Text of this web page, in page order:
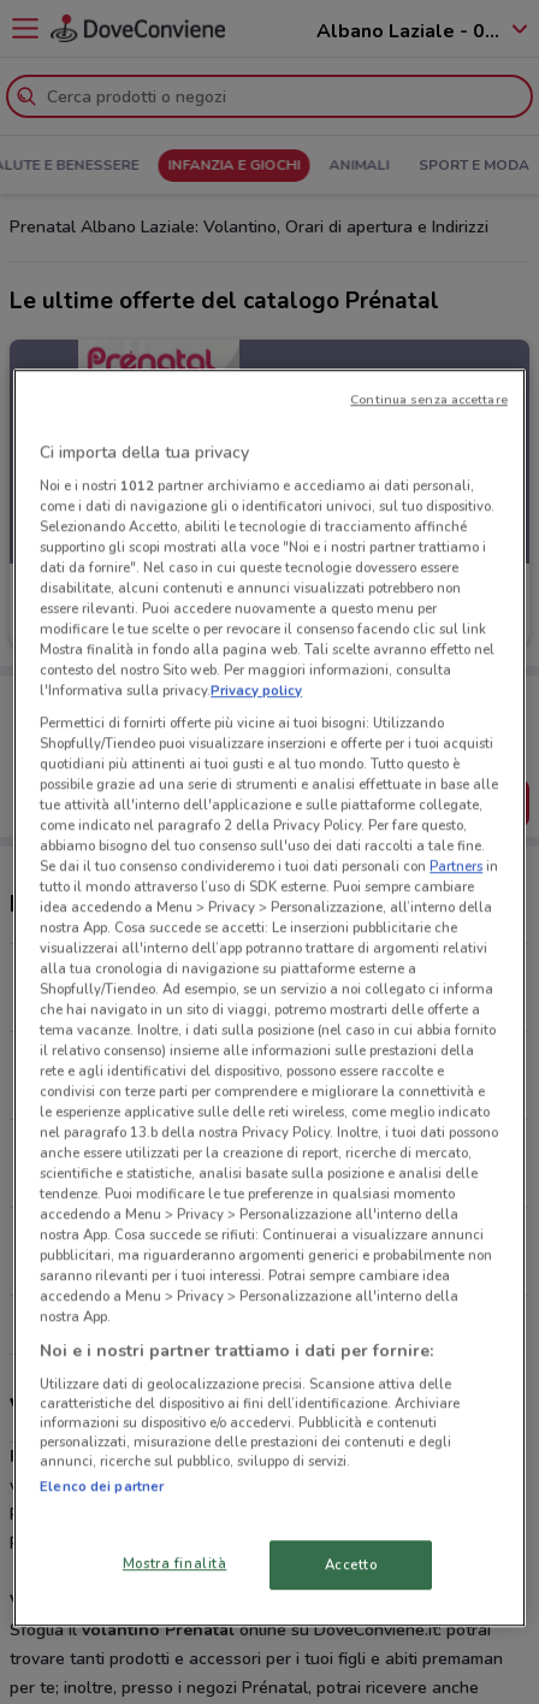
Albano Laziale - 00041
E BENESSERE INFANZIA E GIOCHI ANIMALI SPORT E MODA
Prenatal Albano Laziale: Volantino, Orari di apertura e Indirizzi
Le ultime offerte del catalogo Prénatal
Prenatal
Scade il 17/08 13.3 km
Porta DoveConviene sempre con te!
Puoi trovare le migliori offerte dei negozi vicino a te,
salvarle e creare la tua lista del risparmio, comodamente
dal tuo cellulare.
SCARICA L’APP
Negozi e orari Prénatal
Via Vittore Ghiliani, 40 Rome
13.3 km
Via Bernardino Alimena, 21 Roma
14.3 km
CHIUSO
Strada Statale Pontina Km 28, 400 Pomezia
14.7 km
CHIUSO
Via Tuscolana, 761/A Roma
17.1 km
CHIUSO
Volantino, offerte e negozi Prénatal
Prénatalè una catena di moda che da 50 anni a questa parte
veste neonati, bimbi e donne in dolce attesa. Scopri i passeggini
Prénatal, pratici, leggeri e funzionali, o il fasciatoio e le culle
Prénatal per i più piccini.
Vicino alle mamme
Sfoglia ilvolantino Prénatalonline su DoveConviene.it: potrai
trovare tanti prodotti e accessori per i tuoi figli e abiti premaman
per te; inoltre, presso i negozi Prénatal, potrai ricevere anche
Ci importa della tua privacy
Noi e i nostri 1012partner archiviamo e accediamo ai dati personali,
come i dati di navigazione gli o identificatori univoci, sul tuo dispositivo.
Selezionando Accetto, abiliti le tecnologie di tracciamento affinché
supportino gli scopi mostrati alla voce "Noi e i nostri partner trattiamo i
dati da fornire". Nel caso in cui queste tecnologie dovessero essere
disabilitate, alcuni contenuti e annunci visualizzati potrebbero non
essere rilevanti. Puoi accedere nuovamente a questo menu per
modificare le tue scelte o per revocare il consenso facendo clic sul link
Mostra finalità in fondo alla pagina web. Tali scelte avranno effetto nel
contesto del nostro Sito web. Per maggiori informazioni, consulta
l'Informativa sulla privacy.Privacy policy
Permettici di fornirti offerte più vicine ai tuoi bisogni: Utilizzando
Shopfully/Tiendeo puoi visualizzare inserzioni e offerte per i tuoi acquisti
quotidiani più attinenti ai tuoi gusti e al tuo mondo. Tutto questo è
possibile grazie ad una serie di strumenti e analisi effettuate in base alle
tue attività all'interno dell'applicazione e sulle piattaforme collegate,
come indicato nel paragrafo 2 della Privacy Policy. Per fare questo,
abbiamo bisogno del tuo consenso sull'uso dei dati raccolti a tale fine.
Se dai il tuo consenso condivideremo i tuoi dati personali conPartnersin
tutto il mondo attraverso l’uso di SDK esterne. Puoi sempre cambiare
idea accedendo a Menu > Privacy > Personalizzazione, all’interno della
nostra App. Cosa succede se accetti: Le inserzioni pubblicitarie che
visualizzerai all'interno dell’app potranno trattare di argomenti relativi
alla tua cronologia di navigazione su piattaforme esterne a
Shopfully/Tiendeo. Ad esempio, se un servizio a noi collegato ci informa
che hai navigato in un sito di viaggi, potremo mostrarti delle offerte a
tema vacanze. Inoltre, i dati sulla posizione (nel caso in cui abbia fornito
il relativo consenso) insieme alle informazioni sulle prestazioni della
rete e agli identificativi del dispositivo, possono essere raccolte e
condivisi con terze parti per comprendere e migliorare la connettività e
le esperienze applicative sulle delle reti wireless, come meglio indicato
nel paragrafo 13.b della nostra Privacy Policy. Inoltre, i tuoi dati possono
anche essere utilizzati per la creazione di report, ricerche di mercato,
scientifiche e statistiche, analisi basate sulla posizione e analisi delle
tendenze. Puoi modificare le tue preferenze in qualsiasi momento
accedendo a Menu > Privacy > Personalizzazione all'interno della
nostra App. Cosa succede se rifiuti: Continuerai a visualizzare annunci
pubblicitari, ma riguarderanno argomenti generici e probabilmente non
saranno rilevanti per i tuoi interessi. Potrai sempre cambiare idea
accedendo a Menu > Privacy > Personalizzazione all'interno della
nostra App.
Noi e i nostri partner trattiamo i dati per fornire:
Utilizzare dati di geolocalizzazione precisi. Scansione attiva delle
caratteristiche del dispositivo ai fini dell’identificazione. Archiviare
informazioni su dispositivo e/o accedervi. Pubblicità e contenuti
personalizzati, misurazione delle prestazioni dei contenuti e degli
annunci, ricerche sul pubblico, sviluppo di servizi.
Elenco dei partner
Mostra finalità Accetto
Continua senza accettare